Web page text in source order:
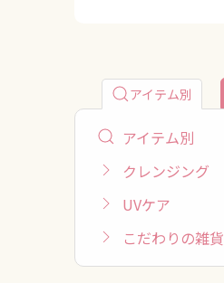
アイテム別
アイテム別
クレンジング
UVケア
こだわりの雑貨